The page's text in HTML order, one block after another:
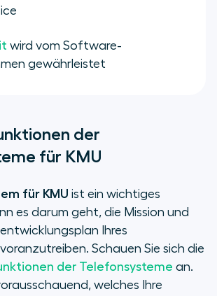
wird vom Software-
gewährleistet
der
für KMU
für KMU ist ein wichtiges
es darum geht, die Mission und
Ihres
Schauen Sie sich die
der Telefonsysteme an.
welches Ihre